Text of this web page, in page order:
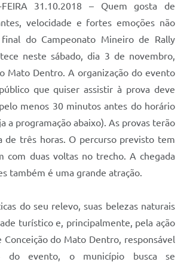
– Decisões
Posturas
FEIRA 31.10.2018 – Quem gosta de
velocidade e fortes emoções não
do Campeonato Mineiro de Rally
neste sábado, dia 3 de novembro,
Mato Dentro. A organização do evento
que quiser assistir à prova deve
menos 30 minutos antes do horário
a programação abaixo). As provas terão
de três horas. O percurso previsto tem
com duas voltas no trecho. A chegada
também é uma grande atração.
do seu relevo, suas belezas naturais
turístico e, principalmente, pela ação
do Mato Dentro, responsável
do evento, o município busca se